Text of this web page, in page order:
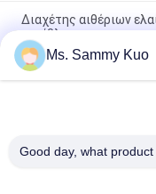
Διαχέτης αιθέριων
περίβλημα
Γραφείο εργασίας,
θήκη, πλαστικό
Οικία Ξενοδοχείο
Ms. Sammy Kuo
Good day, what